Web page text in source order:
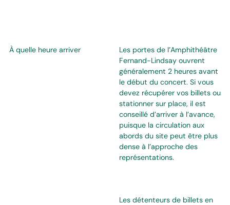
À quelle heure arriver
Les portes de l’Amphithéâtre
Fernand-Lindsay ouvrent
généralement 2 heures avant
le début du concert. Si vous
devez récupérer vos billets ou
stationner sur place, il est
conseillé d’arriver à l’avance,
puisque la circulation aux
abords du site peut être plus
dense à l’approche des
représentations.
Les détenteurs de billets en